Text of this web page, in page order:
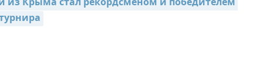
из Крыма стал рекордсменом и победителем